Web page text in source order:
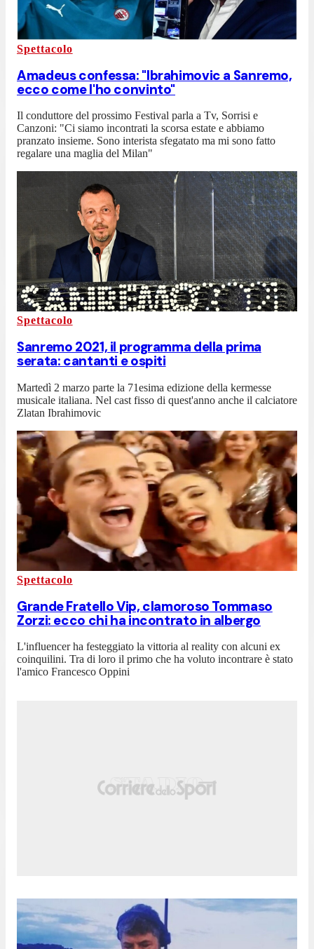
Spettacolo
Amadeus confessa: "Ibrahimovic a Sanremo,
ecco come l'ho convinto"
Il conduttore del prossimo Festival parla a Tv, Sorrisi e
Canzoni: "Ci siamo incontrati la scorsa estate e abbiamo
pranzato insieme. Sono interista sfegatato ma mi sono fatto
regalare una maglia del Milan"
Spettacolo
Sanremo 2021, il programma della prima
serata: cantanti e ospiti
Martedì 2 marzo parte la 71esima edizione della kermesse
musicale italiana. Nel cast fisso di quest'anno anche il calciatore
Zlatan Ibrahimovic
Spettacolo
Grande Fratello Vip, clamoroso Tommaso
Zorzi: ecco chi ha incontrato in albergo
L'influencer ha festeggiato la vittoria al reality con alcuni ex
coinquilini. Tra di loro il primo che ha voluto incontrare è stato
l'amico Francesco Oppini